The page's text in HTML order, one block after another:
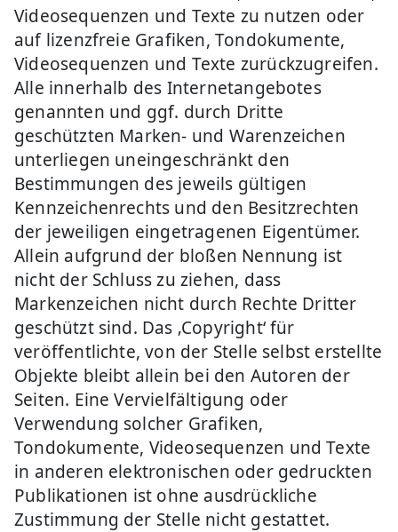
Videosequenzen und Texte zu nutzen oder
auf lizenzfreie Grafiken, Tondokumente,
Videosequenzen und Texte zurückzugreifen.
Alle innerhalb des Internetangebotes
genannten und ggf. durch Dritte
geschützten Marken- und Warenzeichen
unterliegen uneingeschränkt den
Bestimmungen des jeweils gültigen
Kennzeichenrechts und den Besitzrechten
der jeweiligen eingetragenen Eigentümer.
Allein aufgrund der bloßen Nennung ist
nicht der Schluss zu ziehen, dass
Markenzeichen nicht durch Rechte Dritter
geschützt sind. Das ‚Copyright‘ für
veröffentlichte, von der Stelle selbst erstellte
Objekte bleibt allein bei den Autoren der
Seiten. Eine Vervielfältigung oder
Verwendung solcher Grafiken,
Tondokumente, Videosequenzen und Texte
in anderen elektronischen oder gedruckten
Publikationen ist ohne ausdrückliche
Zustimmung der Stelle nicht gestattet.